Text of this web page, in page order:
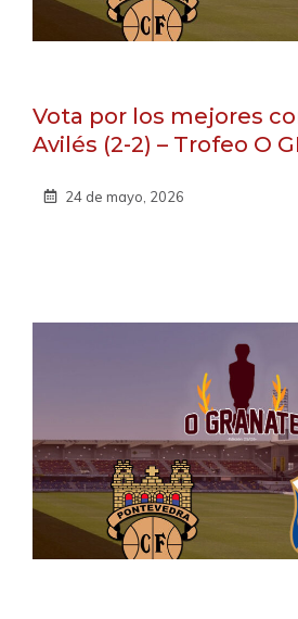
Vota por los mejores
Avilés (2-2) – Trofeo O
24 de mayo, 2026